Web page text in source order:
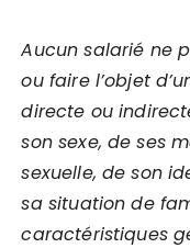
Aucun salarié ne
ou faire l’objet
directe ou
son sexe, de ses
sexuelle, de son
sa situation de
caractéristiques